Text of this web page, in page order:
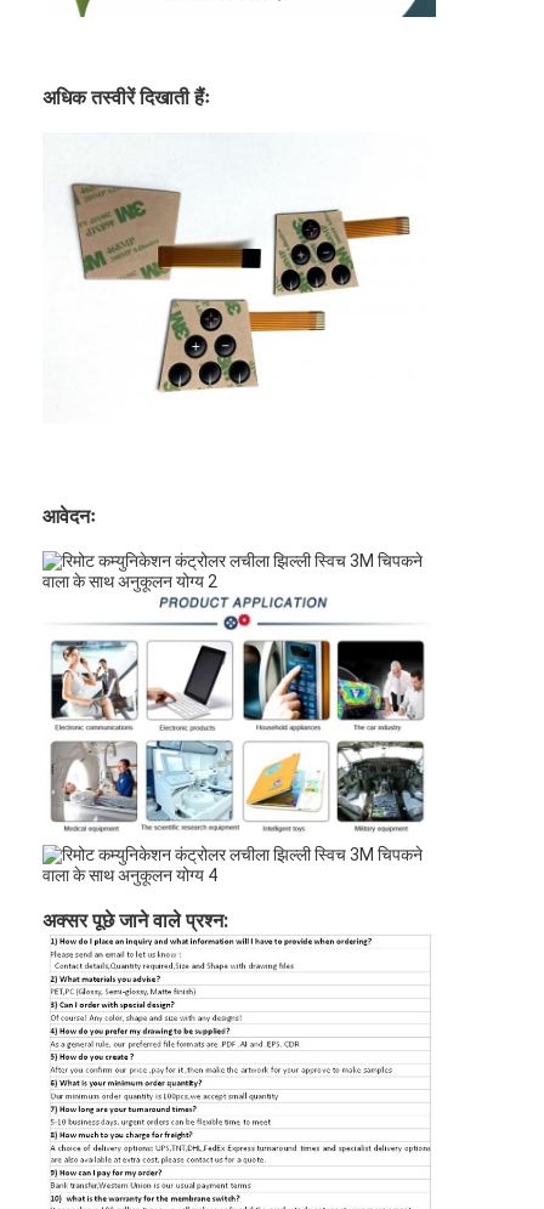
बैकलिट झिल्ली स्विच
ईएसडी झिल्ली स्विच
एलसीडी झिल्ली स्विच
कैपेसिटिव झिल्ली स्विच
पीसीबी और सिलिकॉन रबर झिल्ली स्विच
अधिक तस्वीरें दिखाती हैंः
आवेदनः
अक्सर पूछे जाने वाले प्रश्न: